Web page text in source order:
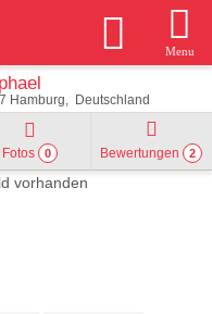
Menu
Hamburg Deutschland
Fotos 0 Bewertungen 2